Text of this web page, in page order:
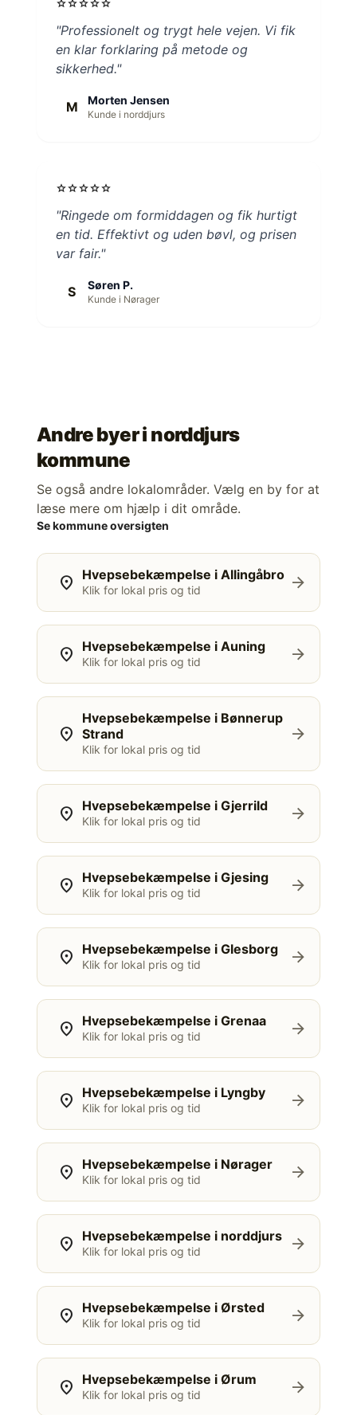
starstarstarstarstar
"Professionelt og trygt hele vejen. Vi fik
en klar forklaring på metode og
sikkerhed."
M Morten Jensen
Kunde i norddjurs
starstarstarstarstar
"Ringede om formiddagen og fik hurtigt
en tid. Effektivt og uden bøvl, og prisen
var fair."
S Søren P.
Kunde i Nørager
Andre byer i norddjurs
kommune
Se også andre lokalområder. Vælg en by for at
læse mere om hjælp i dit område.
Se kommune oversigten
location_on Hvepsebekæmpelse i Allingåbro
Klik for lokal pris og tid arrow_forward
location_on Hvepsebekæmpelse i Auning
Klik for lokal pris og tid arrow_forward
location_on
Hvepsebekæmpelse i Bønnerup
Strand
Klik for lokal pris og tid
arrow_forward
location_on Hvepsebekæmpelse i Gjerrild
Klik for lokal pris og tid arrow_forward
location_on Hvepsebekæmpelse i Gjesing
Klik for lokal pris og tid arrow_forward
location_on Hvepsebekæmpelse i Glesborg
Klik for lokal pris og tid arrow_forward
location_on Hvepsebekæmpelse i Grenaa
Klik for lokal pris og tid arrow_forward
location_on Hvepsebekæmpelse i Lyngby
Klik for lokal pris og tid arrow_forward
location_on Hvepsebekæmpelse i Nørager
Klik for lokal pris og tid arrow_forward
location_on Hvepsebekæmpelse i norddjurs
Klik for lokal pris og tid arrow_forward
location_on Hvepsebekæmpelse i Ørsted
Klik for lokal pris og tid arrow_forward
location_on Hvepsebekæmpelse i Ørum
Klik for lokal pris og tid arrow_forward